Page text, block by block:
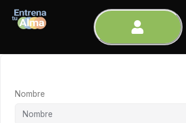
contenido
Nombre